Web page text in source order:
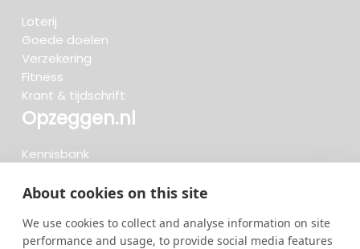
About cookies on this site
We use cookies to collect and analyse information on site
performance and usage, to provide social media features
Loterij
Goede doelen
Verzekering
Fitness
Krant & tijdschrift
Opzeggen.nl
Kennisbank
Beoordelingen
Meteen opzeggen